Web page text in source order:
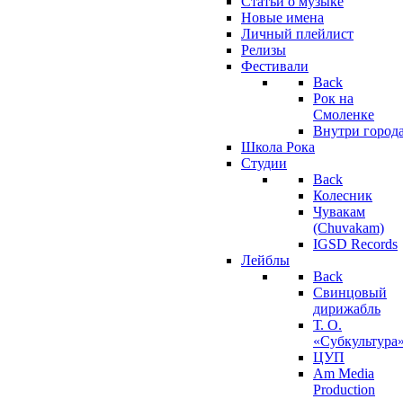
Новые имена
Личный плейлист
Релизы
Фестивали
Back
Рок на
Смоленке
Внутри
Школа Рока
Студии
Back
Колесник
Чувакам
(Chuvakam)
IGSD Records
Лейблы
Back
Свинцовый
дирижабль
Т. О.
ЦУП
Am Media
Production